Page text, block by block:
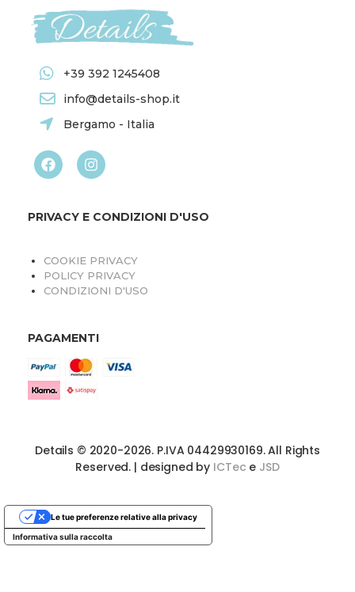
+39 392 1245408
info@details-shop.it
Bergamo - Italia
PRIVACY E CONDIZIONI D'USO
COOKIE PRIVACY
POLICY PRIVACY
CONDIZIONI D'USO
PAGAMENTI
Details © 2020-2026. P.IVA 04429930169. All Rights
Reserved. | designed by ICTec e JSD
Informativa sulla raccolta
Le tue preferenze relative alla privacy